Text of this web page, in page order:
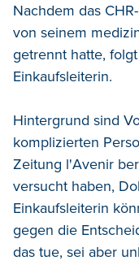
Nachdem das
von seinem
getrennt hatte,
Einkaufsleiterin.
Hintergrund sind
komplizierten
Zeitung l'Avenir
versucht haben,
Einkaufsleiterin
gegen die
das tue, sei aber